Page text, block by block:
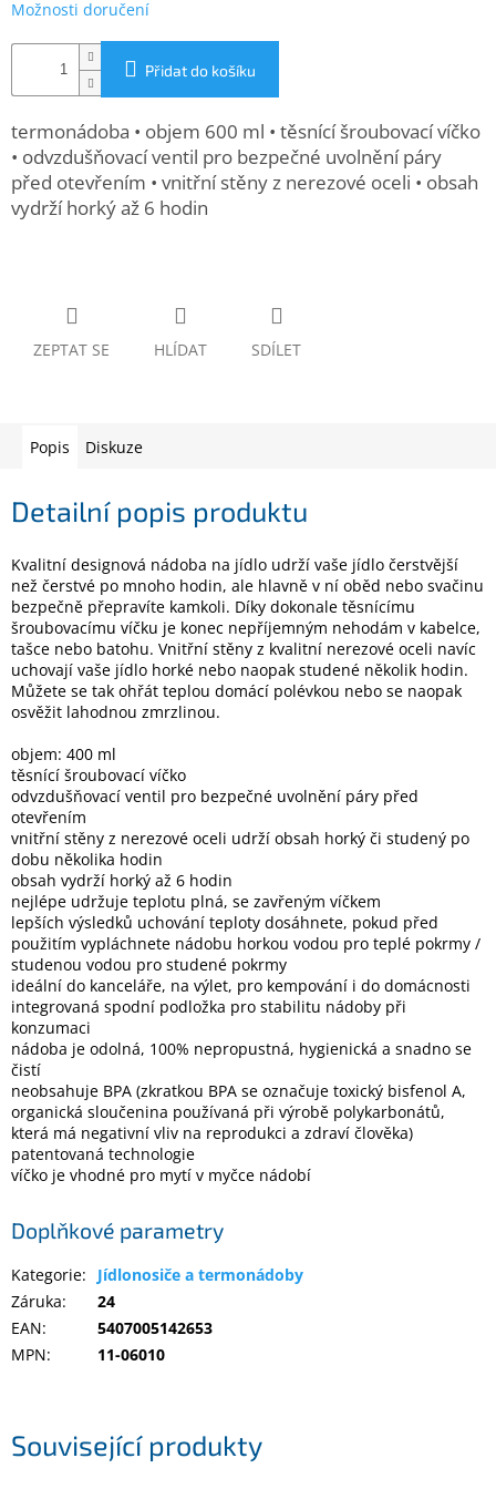
www.inpraise.cz
a
tablety
Cyklo
a
zahrada
Počítače
Domácnost
%
Black
Friday
VÝPRODEJ
Akční
zboží
TONERY
A
CARTRIDGE
OEM
Sestavy
počítačů
Inpraise
Kamerové
systémy
MILESIGHT
Doprodej
Přihlášení
Možnosti doručení
Přidat do košíku
termonádoba • objem 600 ml • těsnící šroubovací víčko
• odvzdušňovací ventil pro bezpečné uvolnění páry
před otevřením • vnitřní stěny z nerezové oceli • obsah
vydrží horký až 6 hodin
ZEPTAT SE HLÍDAT SDÍLET
Související produkty
Popis Diskuze
Detailní popis produktu
Kvalitní designová nádoba na jídlo udrží vaše jídlo čerstvější
než čerstvé po mnoho hodin, ale hlavně v ní oběd nebo svačinu
bezpečně přepravíte kamkoli. Díky dokonale těsnícímu
šroubovacímu víčku je konec nepříjemným nehodám v kabelce,
tašce nebo batohu. Vnitřní stěny z kvalitní nerezové oceli navíc
uchovají vaše jídlo horké nebo naopak studené několik hodin.
Můžete se tak ohřát teplou domácí polévkou nebo se naopak
osvěžit lahodnou zmrzlinou.
objem: 400 ml
těsnící šroubovací víčko
odvzdušňovací ventil pro bezpečné uvolnění páry před
otevřením
vnitřní stěny z nerezové oceli udrží obsah horký či studený po
dobu několika hodin
obsah vydrží horký až 6 hodin
nejlépe udržuje teplotu plná, se zavřeným víčkem
lepších výsledků uchování teploty dosáhnete, pokud před
použitím vypláchnete nádobu horkou vodou pro teplé pokrmy /
studenou vodou pro studené pokrmy
ideální do kanceláře, na výlet, pro kempování i do domácnosti
integrovaná spodní podložka pro stabilitu nádoby při
konzumaci
nádoba je odolná, 100% nepropustná, hygienická a snadno se
čistí
neobsahuje BPA (zkratkou BPA se označuje toxický bisfenol A,
organická sloučenina používaná při výrobě polykarbonátů,
která má negativní vliv na reprodukci a zdraví člověka)
patentovaná technologie
víčko je vhodné pro mytí v myčce nádobí
Doplňkové parametry
Kategorie:
Jídlonosiče a termonádoby
Záruka:
24
EAN:
5407005142653
MPN: 11-06010